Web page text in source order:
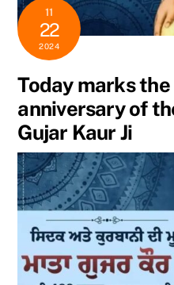
11
22
2024
Today marks
anniversary of
Gujar Kaur Ji